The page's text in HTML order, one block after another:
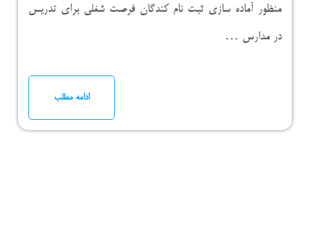
منظور آماده سازی ثبت نام کندگان فرصت شغلی برای تدریس
در مدارس …
ادامه مطلب